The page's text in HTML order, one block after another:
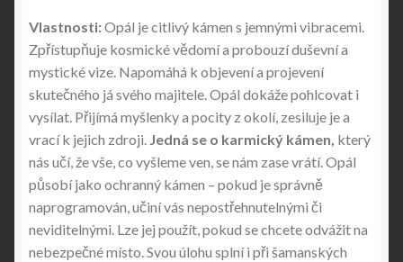
Vlastnosti:Opál je citlivý kámen s jemnými vibracemi.
Zpřístupňuje kosmické vědomí a probouzí duševní a
mystické vize. Napomáhá k objevení a projevení
skutečného já svého majitele. Opál dokáže pohlcovat i
vysílat. Přijímá myšlenky a pocity z okolí, zesiluje je a
vrací k jejich zdroji. Jedná se o karmický kámen, který
nás učí, že vše, co vyšleme ven, se nám zase vrátí. Opál
působí jako ochranný kámen – pokud je správně
naprogramován, učiní vás nepostřehnutelnými či
neviditelnými. Lze jej použít, pokud se chcete odvážit na
nebezpečné místo. Svou úlohu splní i při šamanských